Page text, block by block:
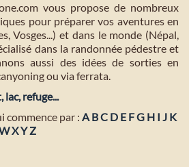
vous propose de nombreux
pour préparer vos aventures en
Vosges...) et dans le monde (Népal,
dans la randonnée pédestre et
aussi des idées de sorties en
ou via ferrata.
lac, refuge...
commence par : A BC D E FG H I J K
XYZ